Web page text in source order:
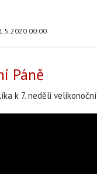
00:00
Páně
k 7. neděli velikonoční